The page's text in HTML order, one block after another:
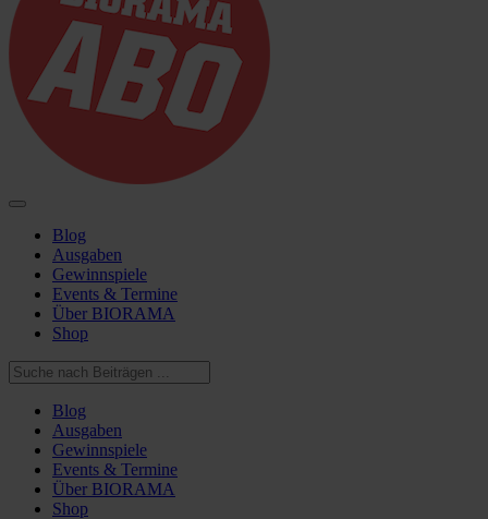
Blog
Ausgaben
Gewinnspiele
Events & Termine
Über BIORAMA
Shop
Blog
Ausgaben
Gewinnspiele
Events & Termine
Über BIORAMA
Shop